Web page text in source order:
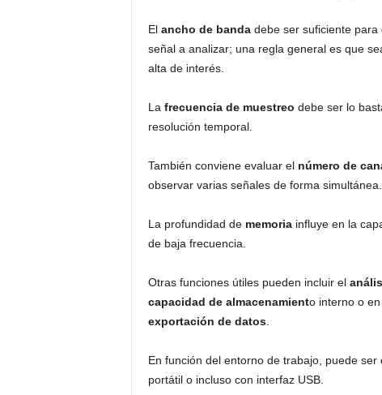
El ancho de banda debe ser suficiente
señal a analizar; una regla general es que
alta de interés.
La frecuencia de muestreo debe ser lo
resolución temporal.
También conviene evaluar el número de
observar varias señales de forma simultánea.
La profundidad de memoria influye en la
de baja frecuencia.
Otras funciones útiles pueden incluir el
capacidad de almacenamiento interno o
exportación de datos.
En función del entorno de trabajo, puede
portátil o incluso con interfaz USB.